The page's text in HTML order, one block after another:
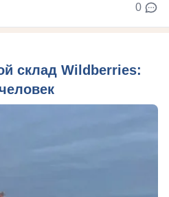
0
склад Wildberries: